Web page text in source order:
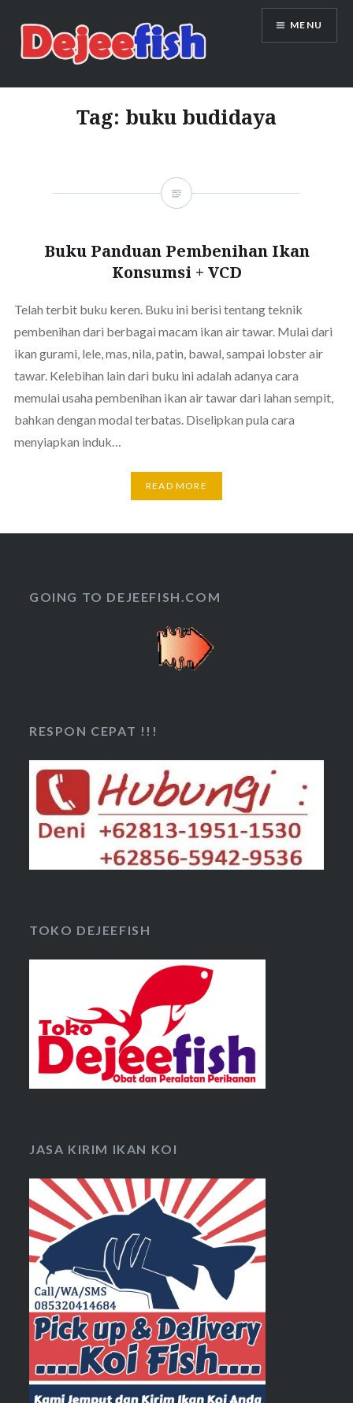
content
DEJEEFISH | PRODUSEN BENIH
IKAN BERKUALITAS INDONESIA
MENU
Tag: buku budidaya
Buku Panduan Pembenihan Ikan
Konsumsi + VCD
Telah terbit buku keren. Buku ini berisi tentang teknik
pembenihan dari berbagai macam ikan air tawar. Mulai dari
ikan gurami, lele, mas, nila, patin, bawal, sampai lobster air
tawar. Kelebihan lain dari buku ini adalah adanya cara
memulai usaha pembenihan ikan air tawar dari lahan sempit,
bahkan dengan modal terbatas. Diselipkan pula cara
menyiapkan induk…
READ MORE
GOING TO DEJEEFISH.COM
RESPON CEPAT !!!
TOKO DEJEEFISH
JASA KIRIM IKAN KOI